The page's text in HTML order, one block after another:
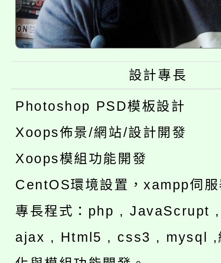
設計專長
Photoshop PSD模板設計
Xoops佈景/網站/設計開發
Xoops模組功能開發
CentOS環境設置，xampp伺
專長程式：php , JavaScrupt
ajax , Html5 , css3 , mysql ,